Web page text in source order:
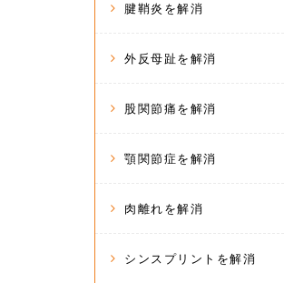
腱鞘炎を解消
外反母趾を解消
股関節痛を解消
顎関節症を解消
肉離れを解消
シンスプリントを解消